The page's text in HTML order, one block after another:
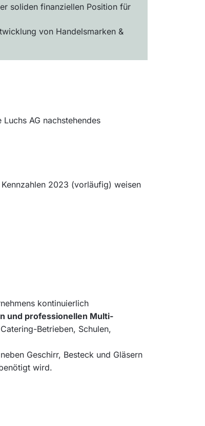
soliden finanziellen Position für
von Handelsmarken &
AG nachstehendes
2023 (vorläufig) weisen
kontinuierlich
und professionellen Multi-
Betrieben, Schulen,
Geschirr, Besteck und Gläsern
wird.